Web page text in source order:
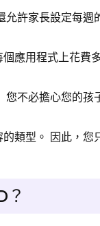
允許家長設定每週
應用程式上花費
您不必擔心您的孩
類型。 因此，您